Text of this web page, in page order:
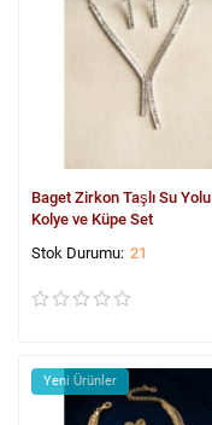
Baget Zirkon Taşlı Su Yolu
Kolye ve Küpe Set
21
Yeni Ürünler